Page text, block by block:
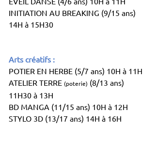
INITIATION AU BREAKING (9/15 ans)
14H à 15H30
Arts créatifs :
POTIER EN HERBE (5/7 ans) 10H à 11H
ATELIER TERRE (poterie) (8/13 ans)
11H30 à 13H
BD MANGA (11/15 ans) 10H à 12H
STYLO 3D (13/17 ans) 14H à 16H